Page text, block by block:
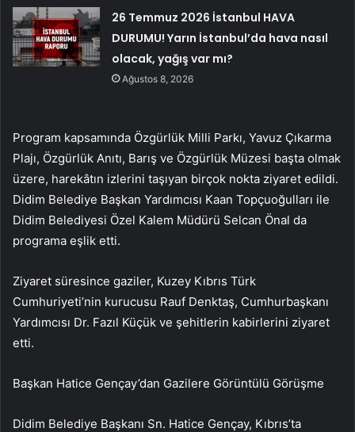
26 Temmuz 2026 İstanbul HAVA
DURUMU! Yarın İstanbul’da hava nasıl
olacak, yağış var mı?
Ağustos 8, 2026
Program kapsamında Özgürlük Milli Parkı, Yavuz Çıkarma
Plajı, Özgürlük Anıtı, Barış ve Özgürlük Müzesi başta olmak
üzere, harekâtın izlerini taşıyan birçok nokta ziyaret edildi.
Didim Belediye Başkan Yardımcısı Kaan Topçuoğulları ile
Didim Belediyesi Özel Kalem Müdürü Selcan Önal da
programa eşlik etti.
Ziyaret süresince gaziler, Kuzey Kıbrıs Türk
Cumhuriyeti’nin kurucusu Rauf Denktaş, Cumhurbaşkanı
Yardımcısı Dr. Fazıl Küçük ve şehitlerin kabirlerini ziyaret
etti.
Başkan Hatice Gençay’dan Gazilere Görüntülü Görüşme
Didim Belediye Başkanı Sn. Hatice Gençay, Kıbrıs’ta